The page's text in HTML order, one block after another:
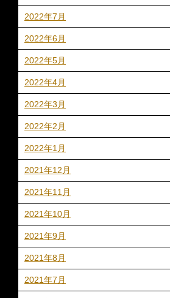
2022年7月
2022年6月
2022年5月
2022年4月
2022年3月
2022年2月
2022年1月
2021年12月
2021年11月
2021年10月
2021年9月
2021年8月
2021年7月